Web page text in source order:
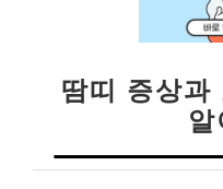
땀띠 증상과
알